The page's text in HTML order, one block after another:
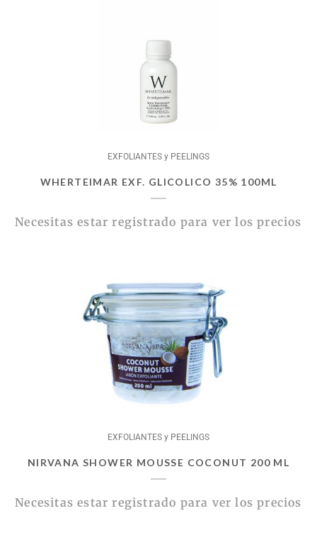
EXFOLIANTES y PEELINGS
WHERTEIMAR EXF. GLICOLICO 35% 100ML
Necesitas estar registrado para ver los precios
EXFOLIANTES y PEELINGS
NIRVANA SHOWER MOUSSE COCONUT 200 ML
Necesitas estar registrado para ver los precios